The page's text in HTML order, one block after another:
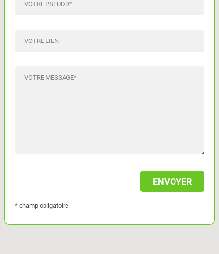
VOTRE PSEUDO*
VOTRE LIEN
VOTRE MESSAGE*
* champ obligatoire